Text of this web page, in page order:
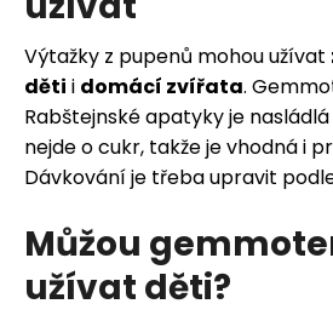
Výtažky z pupenů mohou užívat
děti i domácí zvířata.
Rabštejnské apatyky je
nejde o cukr, takže je vhodná i
Dávkování je třeba upravit
Můžou
užívat děti?